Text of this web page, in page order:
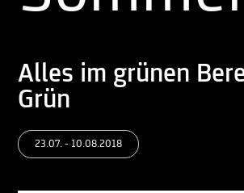
Alles im grünen
Grün
23.07. - 10.08.2018